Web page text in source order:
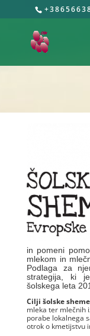
in pomeni
mlekom in
Podlaga za
strategija, ki
šolskega leta
Cilji šolske
mleka ter mlečnih
porabe lokalnega
otrok o kmetijstvu